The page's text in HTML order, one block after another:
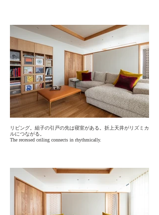
リビング。組子の引戸の先は寝室がある。折上天井がリズミカ
ルにつながる。
The recessed ceiling connects in rhythmically.